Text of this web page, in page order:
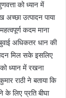
को ध्यान में
उत्पादन पाया
कदम माना
अधिकतर धान की
मिल सके इसलिए
ध्यान में रखना
राठी ने बताया कि
लिए प्रति बीघा